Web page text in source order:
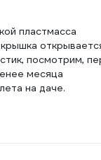
пластмасса
посмотрим,
месяца
на даче.